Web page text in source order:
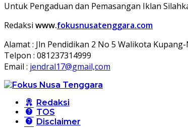
Untuk Pengaduan dan Pemasangan Iklan
Redaksi www.fokusnusatenggara.com
Alamat : Jln Pendidikan 2 No 5 Walikota
Telpon : 081237314999
Email : jendral17@gmail,com
Redaksi
TOS
Disclaimer